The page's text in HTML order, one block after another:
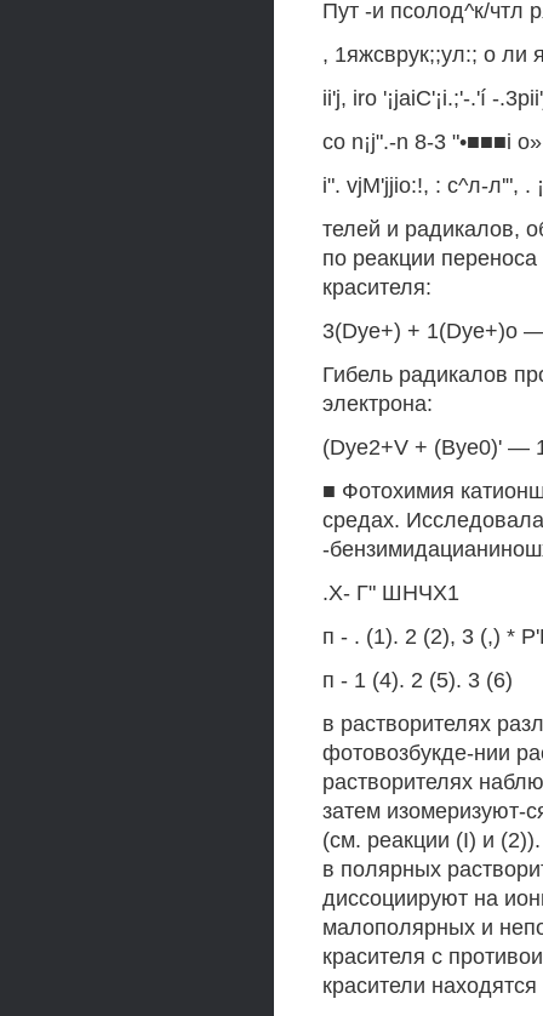
Пут -и псолод^к/чтл
, 1яжсврук;;ул:; о ли
ii'j, iro '¡jaiC'¡i.;'-.'í -
со n¡j".-n 8-3 "•■■■i
i". vjM'jjio:!, : с^л-л'", .
телей и радикалов,
по реакции
красителя:
3(Dye+) + 1(Dye+)o
Гибель радикалов
электрона:
(Dye2+V + (Bye0)' —
■ Фотохимия
средах.
-
.Х- Г" ШНЧХ1
п - . (1). 2 (2), 3 (,) *
п - 1 (4). 2 (5). 3 (6)
в растворителях
фотовозбукде-нии
растворителях
затем изомеризуют-
(см. реакции (I) и
в полярных
диссоциируют на
малополярных и
красителя с
красители